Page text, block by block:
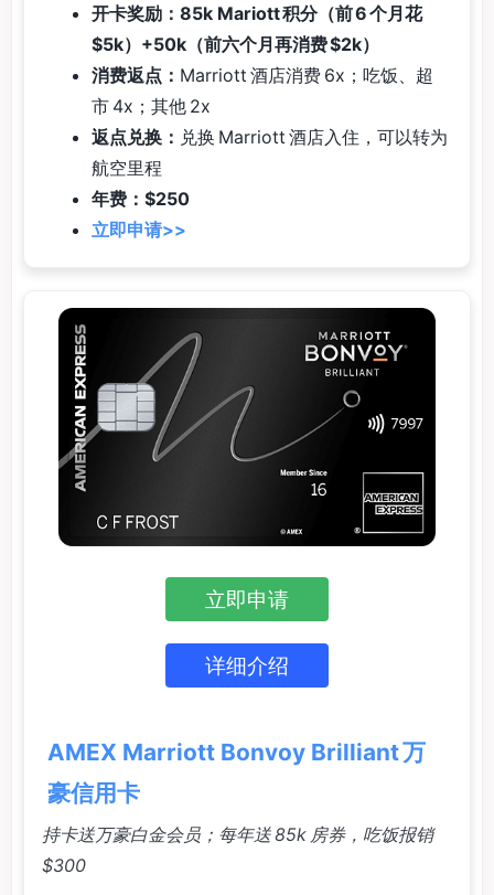
开卡奖励：85k Mariott 积分（前 6 个月花
$5k）+50k（前六个月再消费 $2k）
消费返点： Marriott 酒店消费 6x；吃饭、超
市 4x；其他 2x
返点兑换： 兑换 Marriott 酒店入住，可以转为
航空里程
年费：$250
立即申请>>
立即申请
详细介绍
AMEX Marriott Bonvoy Brilliant 万
豪信用卡
持卡送万豪白金会员；每年送 85k 房券，吃饭报销
$300